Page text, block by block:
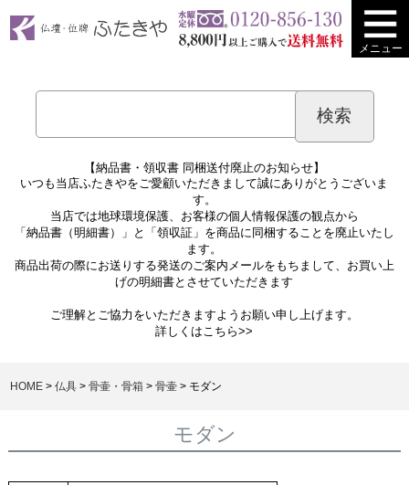
メニュー
【納品書・領収書 同梱送付廃止のお知らせ】
いつも当店ふたきやをご愛顧いただきまして誠にありがとうございま
す。
当店では地球環境保護、お客様の個人情報保護の観点から
「納品書（明細書）」と「領収証」を商品に同梱することを廃止いたし
ます。
商品出荷の際にお送りする発送のご案内メールをもちまして、お買い上
げの明細書とさせていただきます
ご理解とご協力をいただきますようお願い申し上げます。
詳しくはこちら>>
HOME 仏具 骨壷・骨箱 骨壷 モダン
モダン